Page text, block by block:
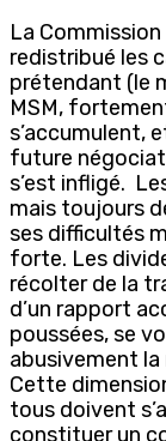
La
redistribué les
prétendant (le
MSM,
s’accumulent,
future
s’est infligé.
mais toujours
ses difficultés
forte. Les
récolter de la
d’un rapport
poussées, se
abusivement
Cette
tous doivent
constituer un